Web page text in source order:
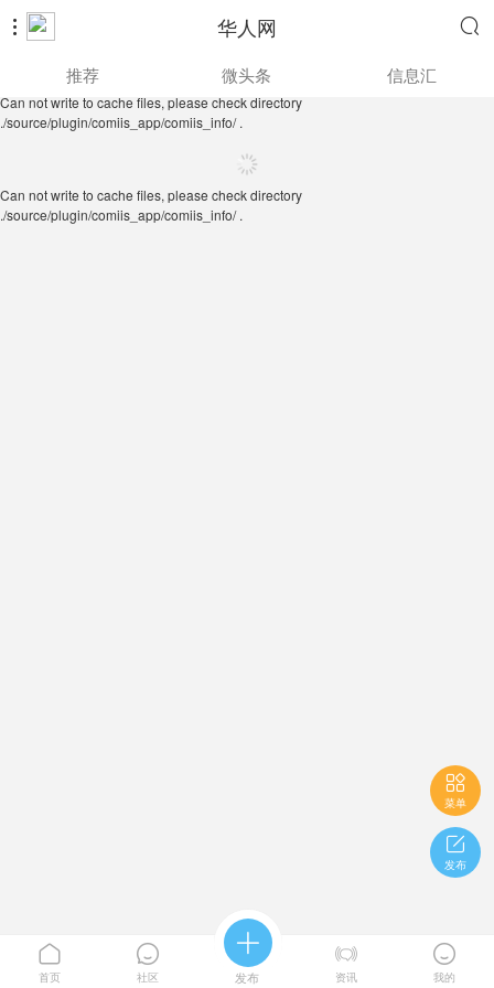
 华人网 
./source/plugin/comiis_app/comiis_info/ .
推荐 微头条 信息汇
Can not write to cache files, please check directory
./source/plugin/comiis_app/comiis_info/ .

菜单

发布

首页

社区

发布

资讯

我的
Can not write to cache files, please check directory
./source/plugin/comiis_app/comiis_info/ .